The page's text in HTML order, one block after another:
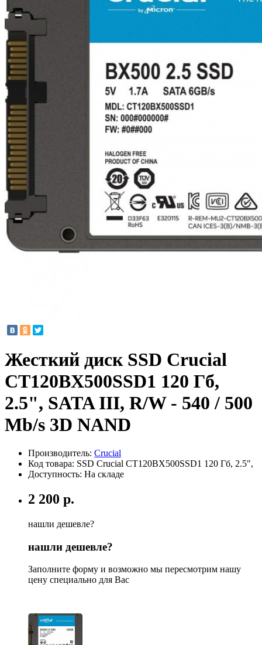
Жесткий диск SSD Crucial
CT120BX500SSD1 120 Гб,
2.5", SATA III, R/W - 540 / 500
Mb/s 3D NAND
Производитель: Crucial
Код товара: SSD Crucial CT120BX500SSD1 120 Гб, 2.5",
Доступность: На складе
2 200 р.
нашли дешевле?
нашли дешевле?
Заполните форму и возможно мы пересмотрим нашу
цену специально для Вас